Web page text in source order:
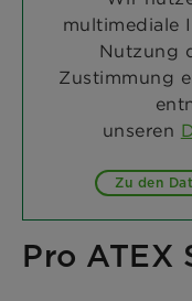
multimediale
Nutzung
Zustimmung
unseren
Zu den
Pro ATEX